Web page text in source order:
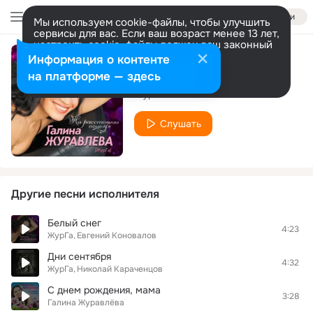
Войти
Мы используем cookie-файлы, чтобы улучшить
сервисы для вас. Если ваш возраст менее 13 лет,
настроить cookie-файлы должен ваш законный
представитель. Больше информации
Разрешить все Настроить
Убежала я
Журавлёва Галина
Слушать
Другие песни исполнителя
Белый снег
ЖурГа Евгений Коновалов
4:23
Дни сентября
ЖурГа Николай Караченцов
4:32
С днем рождения, мама
Галина Журавлёва
3:28
Информация о контенте
на платформе — здесь